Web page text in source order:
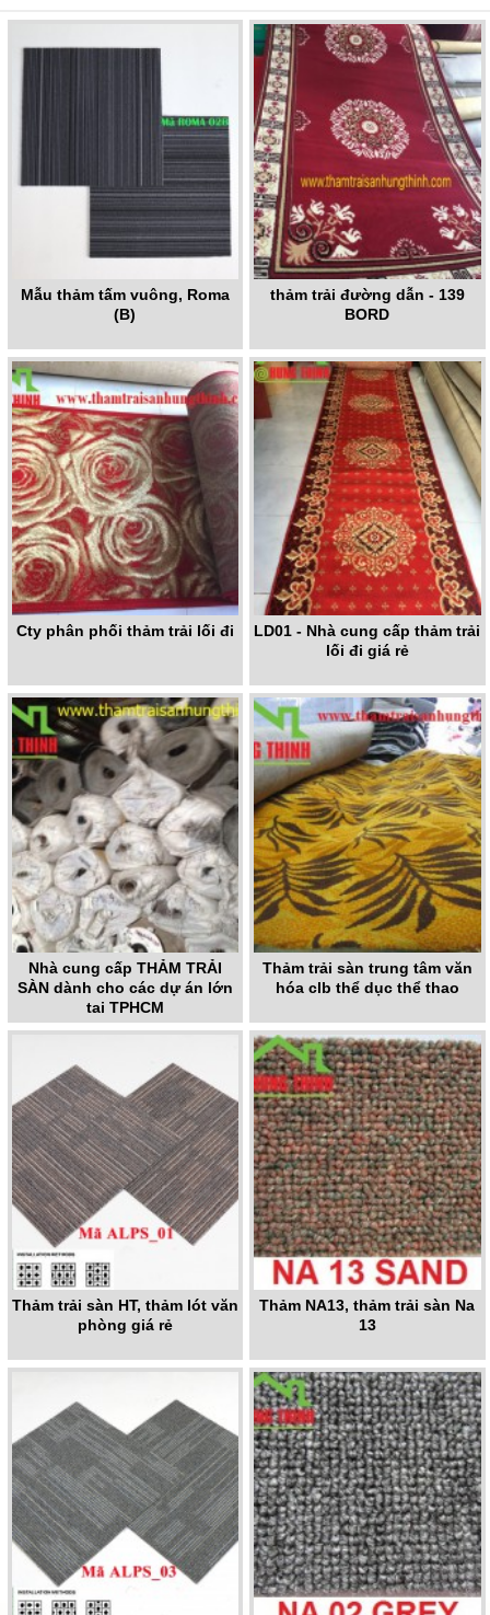
Mẫu thảm tấm vuông, Roma
(B)
thảm trải đường dẫn - 139
BORD
Cty phân phối thảm trải lối đi
LD01 - Nhà cung cấp thảm trải
lối đi giá rẻ
Nhà cung cấp THẢM TRẢI
SÀN dành cho các dự án lớn
tại TPHCM
Thảm trải sàn trung tâm văn
hóa clb thể dục thể thao
Thảm trải sàn HT, thảm lót văn
phòng giá rẻ
Thảm NA13, thảm trải sàn Na
13